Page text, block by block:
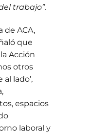
trabajo”.
de ACA,
que
Acción
otros
lado’,
espacios
laboral y